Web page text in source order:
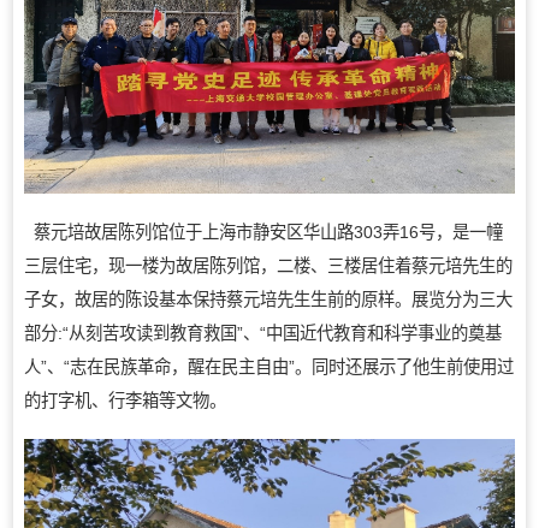
蔡元培故居陈列馆位于上海市静安区华山路303弄16号，是一幢
三层住宅，现一楼为故居陈列馆，二楼、三楼居住着蔡元培先生的
子女，故居的陈设基本保持蔡元培先生生前的原样。展览分为三大
部分:“从刻苦攻读到教育救国”、“中国近代教育和科学事业的奠基
人”、“志在民族革命，醒在民主自由”。同时还展示了他生前使用过
的打字机、行李箱等文物。